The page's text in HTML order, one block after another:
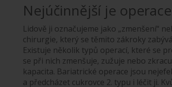
Nejúčinnější je operace
Lidově ji označujeme jako „zmenšení“
chirurgie, který se těmito zákroky
Existuje několik typů operací, které se
se při nich zmenšuje, zužuje nebo
kapacita. Bariatrické operace jsou
a předcházet cukrovce 2. typu i léčit ji.